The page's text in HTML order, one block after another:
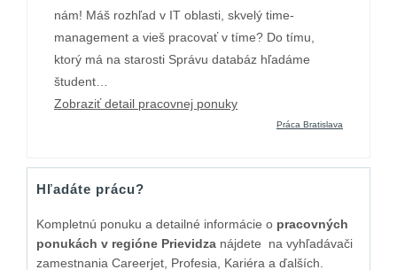
nám! Máš rozhľad v IT oblasti, skvelý time-
management a vieš pracovať v tíme? Do tímu,
ktorý má na starosti Správu databáz hľadáme
študent…
Zobraziť detail pracovnej ponuky
Práca Bratislava
Hľadáte prácu?
Kompletnú ponuku a detailné informácie o pracovných
ponukách v regióne Prievidza nájdete na vyhľadávači
zamestnania Careerjet, Profesia, Kariéra a ďalších.